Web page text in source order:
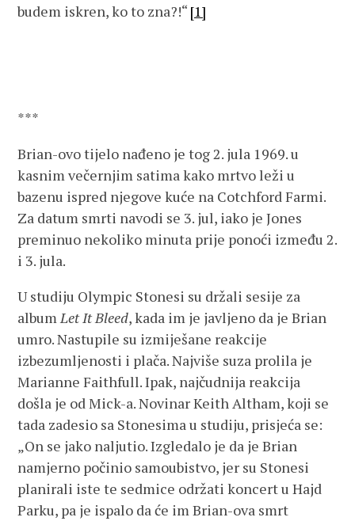
budem iskren, ko to zna?!“ [1]
***
Brian-ovo tijelo nađeno je tog 2. jula 1969. u
kasnim večernjim satima kako mrtvo leži u
bazenu ispred njegove kuće na Cotchford Farmi.
Za datum smrti navodi se 3. jul, iako je Jones
preminuo nekoliko minuta prije ponoći između 2.
i 3. jula.
U studiju Olympic Stonesi su držali sesije za
albumLet It Bleed, kada im je javljeno da je Brian
umro. Nastupile su izmiješane reakcije
izbezumljenosti i plača. Najviše suza prolila je
Marianne Faithfull. Ipak, najčudnija reakcija
došla je od Mick-a. Novinar Keith Altham, koji se
tada zadesio sa Stonesima u studiju, prisjeća se:
„On se jako naljutio. Izgledalo je da je Brian
namjerno počinio samoubistvo, jer su Stonesi
planirali iste te sedmice održati koncert u Hajd
Parku, pa je ispalo da će im Brian-ova smrt